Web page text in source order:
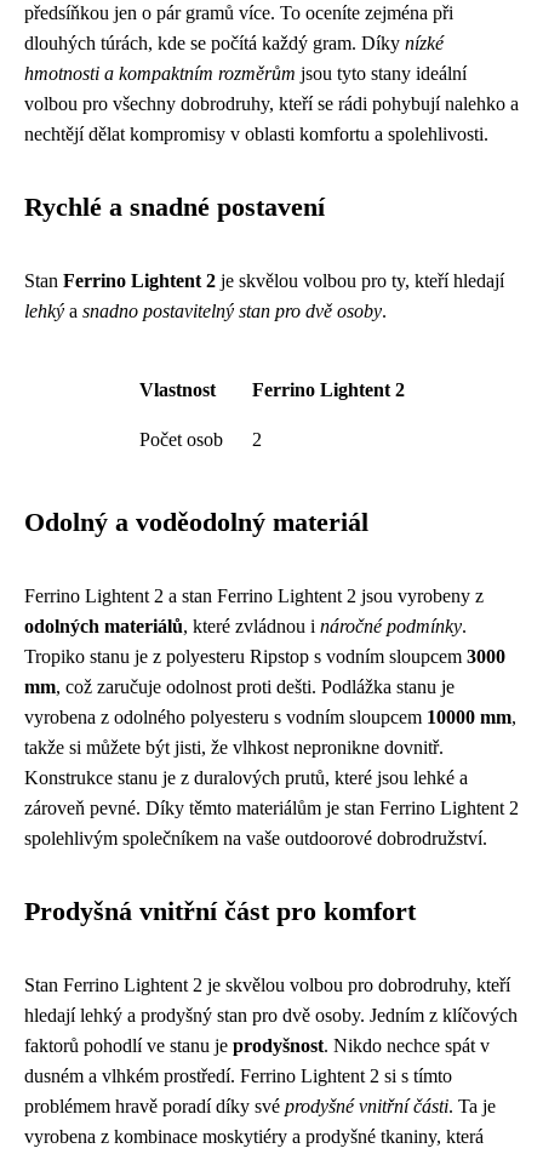
předsíňkou jen o pár gramů více. To oceníte zejména při
dlouhých túrách, kde se počítá každý gram. Díky nízké
hmotnosti a kompaktním rozměrům jsou tyto stany ideální
volbou pro všechny dobrodruhy, kteří se rádi pohybují nalehko a
nechtějí dělat kompromisy v oblasti komfortu a spolehlivosti.
Rychlé a snadné postavení
Stan Ferrino Lightent 2 je skvělou volbou pro ty, kteří hledají
lehký a snadno postavitelný stan pro dvě osoby.
Vlastnost Ferrino Lightent 2
Počet osob 2
Odolný a voděodolný materiál
Ferrino Lightent 2 a stan Ferrino Lightent 2 jsou vyrobeny z
odolných materiálů, které zvládnou i náročné podmínky.
Tropiko stanu je z polyesteru Ripstop s vodním sloupcem 3000
mm, což zaručuje odolnost proti dešti. Podlážka stanu je
vyrobena z odolného polyesteru s vodním sloupcem 10000 mm,
takže si můžete být jisti, že vlhkost nepronikne dovnitř.
Konstrukce stanu je z duralových prutů, které jsou lehké a
zároveň pevné. Díky těmto materiálům je stan Ferrino Lightent 2
spolehlivým společníkem na vaše outdoorové dobrodružství.
Prodyšná vnitřní část pro komfort
Stan Ferrino Lightent 2 je skvělou volbou pro dobrodruhy, kteří
hledají lehký a prodyšný stan pro dvě osoby. Jedním z klíčových
faktorů pohodlí ve stanu je prodyšnost. Nikdo nechce spát v
dusném a vlhkém prostředí. Ferrino Lightent 2 si s tímto
problémem hravě poradí díky své prodyšné vnitřní části. Ta je
vyrobena z kombinace moskytiéry a prodyšné tkaniny, která